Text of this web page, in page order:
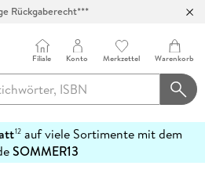
Rückgaberecht***
Filiale Konto Merkzettel Warenkorb
12auf viele Sortimente mit dem
SOMMER13